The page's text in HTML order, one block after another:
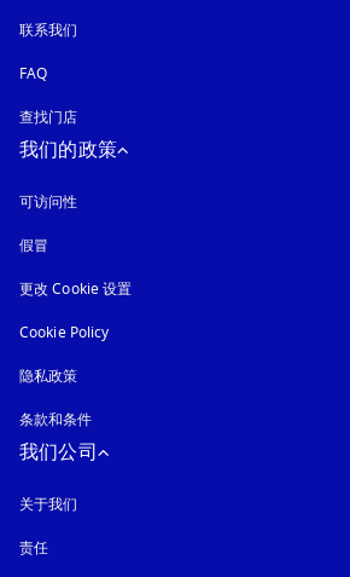
联系我们
FAQ
查找门店
我们的政策
可访问性
假冒
更改 Cookie 设置
Cookie Policy
隐私政策
条款和条件
我们公司
关于我们
责任